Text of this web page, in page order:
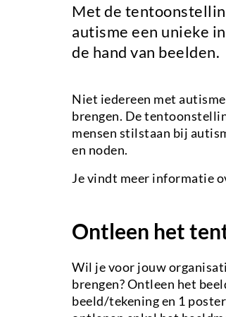
Met de
autisme een unieke
de hand van beelden.
Niet iedereen met
brengen. De
mensen stilstaan bij
en noden.
Je vindt meer informatie
Ontleen het
Wil je voor jouw
brengen? Ontleen het
beeld/tekening en 1